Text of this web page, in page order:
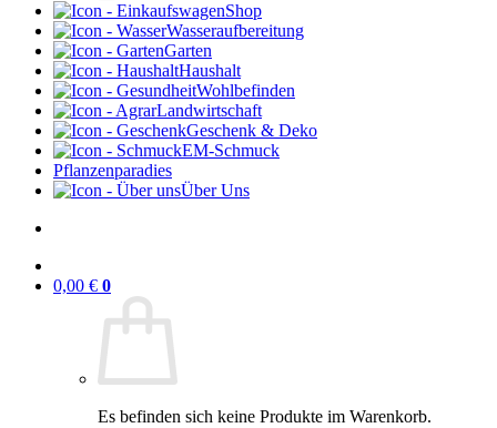
Shop
Wasseraufbereitung
Garten
Haushalt
Wohlbefinden
Landwirtschaft
Geschenk & Deko
EM-Schmuck
Pflanzenparadies
Über Uns
0,00 € 0
Es befinden sich keine Produkte im Warenkorb.